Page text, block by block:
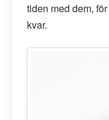
tiden med dem,
kvar.